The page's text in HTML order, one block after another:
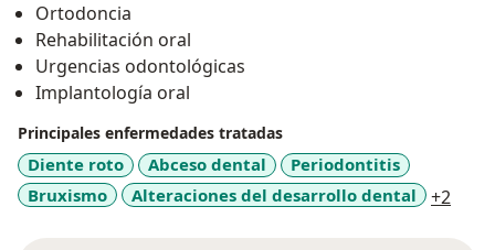
Ortodoncia
Rehabilitación oral
Urgencias odontológicas
Implantología oral
Principales enfermedades tratadas
Diente roto Abceso dental
Periodontitis
Bruxismo
Alteraciones del desarrollo dental +2